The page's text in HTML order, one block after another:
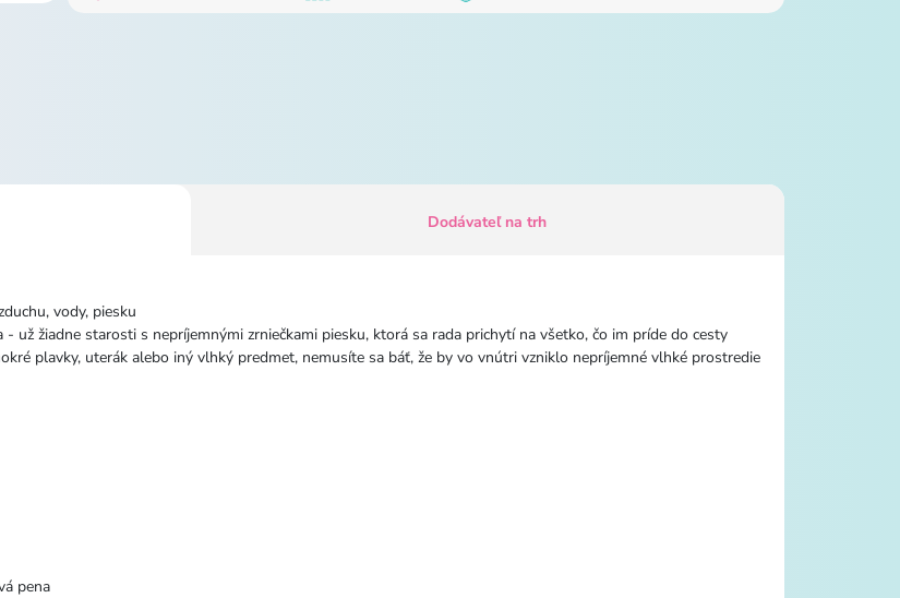
Dodávateľ na trh
vody, piesku
už žiadne starosti s nepríjemnými zrniečkami piesku, ktorá sa rada prichytí na všetko, čo im príde do cesty
plavky, uterák alebo iný vlhký predmet, nemusíte sa báť, že by vo vnútri vzniklo nepríjemné vlhké prostredie
pena